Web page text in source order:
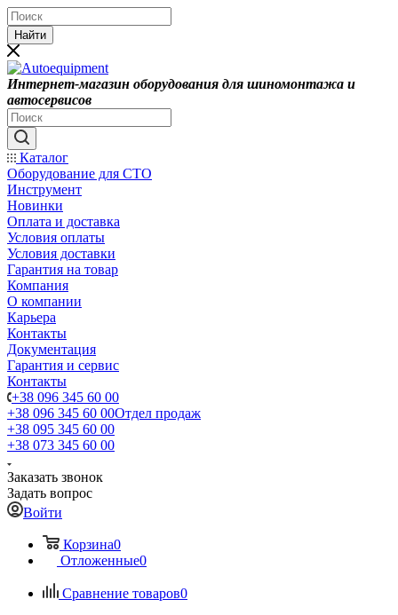
Найти
Интернет-магазин оборудования для шиномонтажа и
автосервисов
Каталог
Оборудование для СТО
Инструмент
Новинки
Оплата и доставка
Условия оплаты
Условия доставки
Гарантия на товар
Компания
О компании
Карьера
Контакты
Документация
Гарантия и сервис
Контакты
+38 096 345 60 00
+38 096 345 60 00Отдел продаж
+38 095 345 60 00
+38 073 345 60 00
Заказать звонок
Задать вопрос
Войти
Корзина0
Отложенные0
Сравнение товаров0